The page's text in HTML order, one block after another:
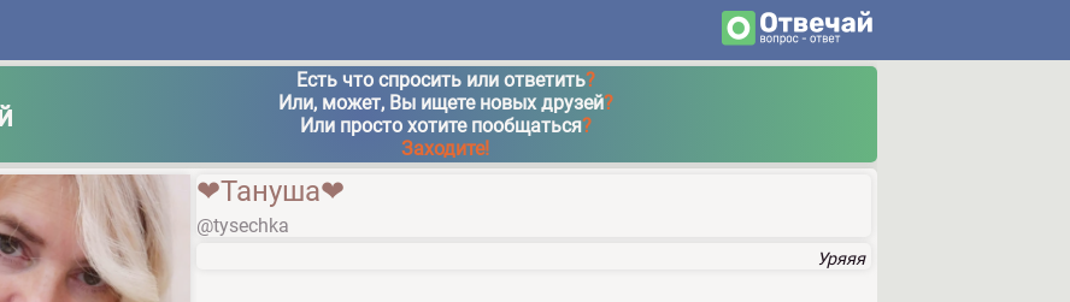
Есть что спросить или ответить?
Или, может, Вы ищете новых друзей?
Или просто хотите пообщаться?
Заходите!
❤Тануша❤
@tysechka
Уряяя